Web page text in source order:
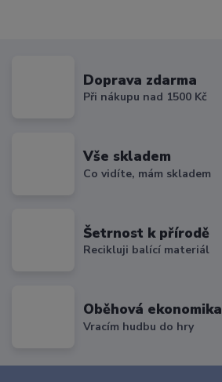
Doprava zdarma
Při nákupu nad 1500 Kč
Vše skladem
Co vidíte, mám skladem
Šetrnost k přírodě
Recikluji balící materiál
Oběhová ekonomika
Vracím hudbu do hry